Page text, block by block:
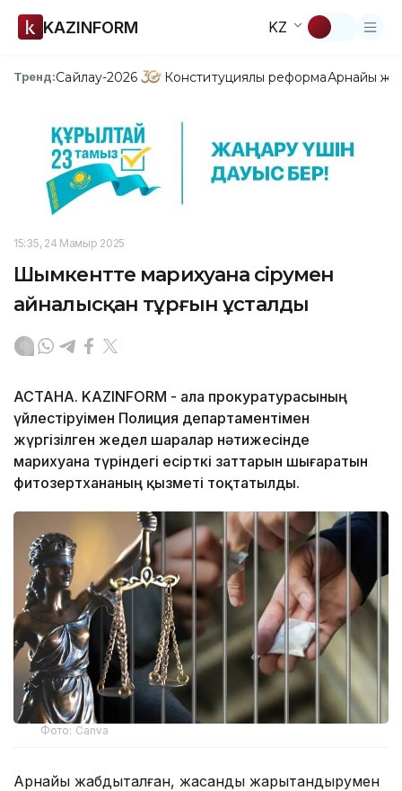
KAZINFORM KZ
Тренд:Сайлау-2026 Конституциялық реформаАрнайы
15:35, 24 Мамыр 2025
Шымкентте марихуана өсірумен
айналысқан тұрғын ұсталды
АСТАНА. KAZINFORM - Қала прокуратурасының
үйлестіруімен Полиция департаментімен
жүргізілген жедел шаралар нәтижесінде
марихуана түріндегі есірткі заттарын шығаратын
фитозертхананың қызметі тоқтатылды.
Фото: Canva
Арнайы жабдықталған, жасанды жарықтандырумен